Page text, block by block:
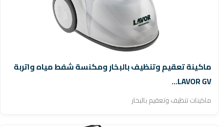
ماكينة تعقيم وتنظيف بالبخار ومكنسة شفط مياه واتربة
LAVOR GV...
ماكينات تنظيف وتعقيم بالبخار